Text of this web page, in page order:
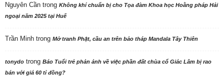
Nguyên Cần trong Không khí chuẩn bị cho Tọa đàm Khoa học Hoằng pháp Hải
ngoại năm 2025 tại Huế
Trần Minh trong Mở tranh Phật, cầu an trên bảo tháp Mandala Tây Thiên
tonydo trong Báo Tuổi trẻ phản ảnh về việc phần đất chùa cổ Giác Lâm bị rao
bán với giá 60 tỉ đồng?